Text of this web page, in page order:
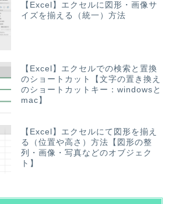
【Excel】エクセルに図形・画像サ
イズを揃える（統一）方法
【Excel】エクセルでの検索と置換
のショートカット【文字の置き換え
のショートカットキー：windowsと
mac】
【Excel】エクセルにて図形を揃え
る（位置や高さ）方法【図形の整
列・画像・写真などのオブジェク
ト】